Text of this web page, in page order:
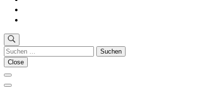
Suchen
nach:
Close